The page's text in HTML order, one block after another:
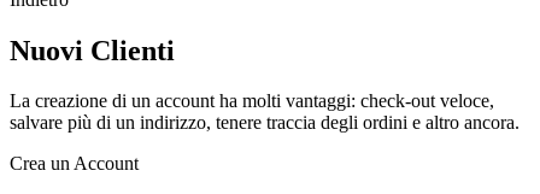
Nuovi Clienti
La creazione di un account ha molti vantaggi: check-out veloce,
salvare più di un indirizzo, tenere traccia degli ordini e altro ancora.
Crea un Account